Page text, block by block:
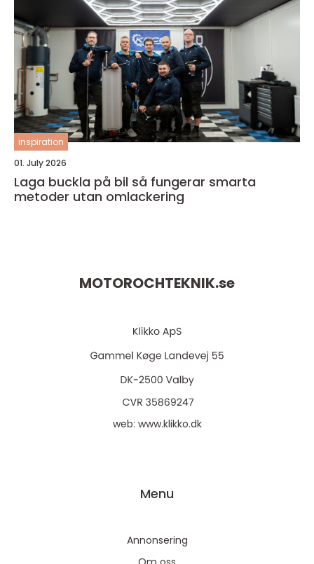
inspiration
01. July 2026
Laga buckla på bil så fungerar smarta
metoder utan omlackering
MOTOROCHTEKNIK.se
web: www.klikko.dk
Menu
Annonsering